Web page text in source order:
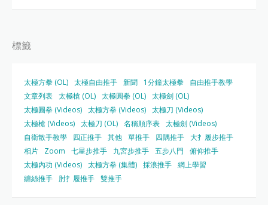
標籤
太極方拳 (OL) 太極自由推手 新聞 1分鐘太極拳
自由推手教學
文章列表 太極槍 (OL) 太極圓拳 (OL) 太極劍 (OL)
太極圓拳 (Videos) 太極方拳 (Videos) 太極刀 (Videos)
太極槍 (Videos) 太極刀 (OL) 名稱順序表 太極劍 (Videos)
自衛散手教學
四正推手 其他 單推手 四隅推手 大扌履步推手
相片
Zoom 七星步推手 九宮步推手 五步八門
俯仰推手
太極內功 (Videos) 太極方拳 (集體) 採浪推手 網上學習
纏絲推手
肘扌履推手 雙推手